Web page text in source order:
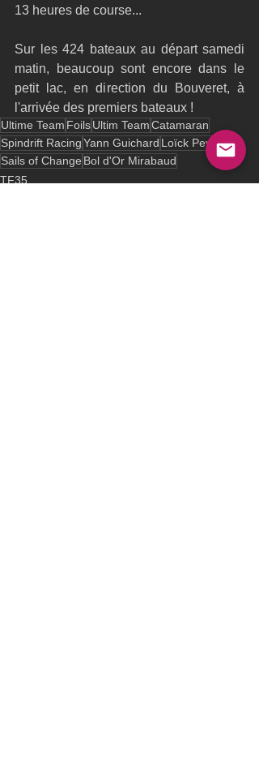
13 heures de course...
Sur les 424 bateaux au départ samedi
matin, beaucoup sont encore dans le
petit lac, en direction du Bouveret, à
l'arrivée des premiers bateaux !
Ultime Team FoilsUltim TeamCatamaran
Spindrift RacingYann Guichard Loïck Peyron
Sails of Change Bol d'Or Mirabaud
TF35